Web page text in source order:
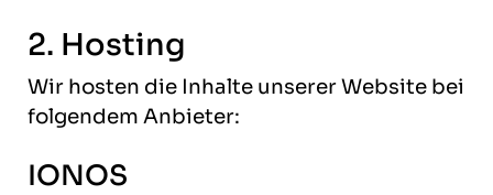
2. Hosting
Wir hosten die Inhalte unserer Website bei
folgendem Anbieter:
IONOS